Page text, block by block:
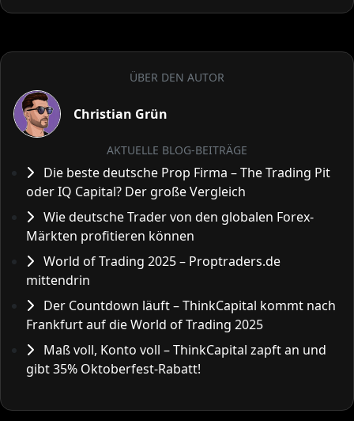
ÜBER DEN AUTOR
Christian Grün
AKTUELLE BLOG-BEITRÄGE
Die beste deutsche Prop Firma – The Trading Pit
oder IQ Capital? Der große Vergleich
Wie deutsche Trader von den globalen Forex-
Märkten profitieren können
World of Trading 2025 – Proptraders.de
mittendrin
Der Countdown läuft – ThinkCapital kommt nach
Frankfurt auf die World of Trading 2025
Maß voll, Konto voll – ThinkCapital zapft an und
gibt 35% Oktoberfest-Rabatt!